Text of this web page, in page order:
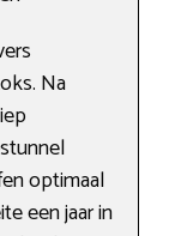
Na
optimaal
een jaar in